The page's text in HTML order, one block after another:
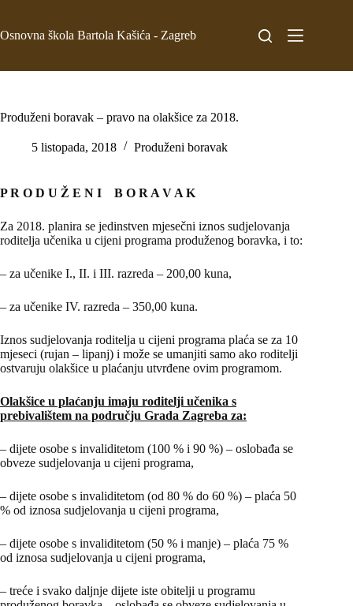
Osnovna škola Bartola Kašića - Zagreb
Produženi boravak – pravo na olakšice za 2018.
5 listopada, 2018 Produženi boravak
P R O D U Ž E N I B O R A V A K
Za 2018. planira se jedinstven mjesečni iznos sudjelovanja
roditelja učenika u cijeni programa produženog boravka, i to:
– za učenike I., II. i III. razreda – 200,00 kuna,
– za učenike IV. razreda – 350,00 kuna.
Iznos sudjelovanja roditelja u cijeni programa plaća se za 10
mjeseci (rujan – lipanj) i može se umanjiti samo ako roditelji
ostvaruju olakšice u plaćanju utvrđene ovim programom.
Olakšice u plaćanju imaju roditelji učenika s
prebivalištem na području Grada Zagreba za:
– dijete osobe s invaliditetom (100 % i 90 %) – oslobađa se
obveze sudjelovanja u cijeni programa,
– dijete osobe s invaliditetom (od 80 % do 60 %) – plaća 50
% od iznosa sudjelovanja u cijeni programa,
– dijete osobe s invaliditetom (50 % i manje) – plaća 75 %
od iznosa sudjelovanja u cijeni programa,
– treće i svako daljnje dijete iste obitelji u programu